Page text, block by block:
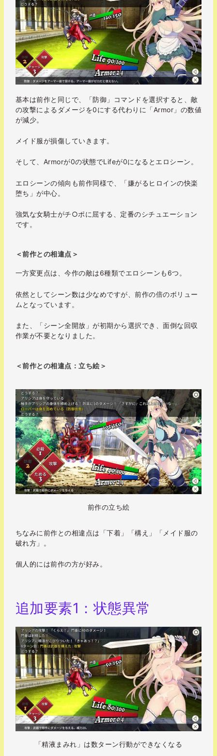
基本は前作と同じで、「防御」コマンドを選択すると、敵
の攻撃によるダメージを0にする代わりに「Armor」の数値
が減少。
メイド服が損傷していきます。
そして、Armorが0の状態でLifeが0になるとエロシーン。
エロシーンの傾向も前作同様で、「嫌がるヒロインの快楽
堕ち」が中心。
強気な女騎士がチ○ポに屈する、定番のシチュエーション
です。
＜前作との相違点＞
一方変更点は、今作の敵は6種類でエロシーンも6つ。
依然としてシーン数は少なめですが、前作の倍のボリュー
ムとなっています。
また、「シーン全開放」が初期から選択でき、面倒な回収
作業が不要となりました。
＜前作との相違点：立ち絵＞
前作の立ち絵
ちなみに前作との相違点は「下着」「構え」「メイド服の
破れ方」。
個人的には前作の方が好み。
追加要素1：状態異常
「精液まみれ」は数ターン行動ができなくなる